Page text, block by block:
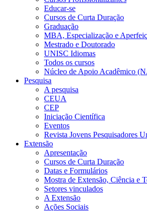
Educar-se
Cursos de Curta Duração
Graduação
MBA, Especialização e
Mestrado e Doutorado
UNISC Idiomas
Todos os cursos
Núcleo de Apoio Acadêmico
Pesquisa
A pesquisa
CEUA
CEP
Iniciação Científica
Eventos
Revista Jovens Pesquisadores
Extensão
Apresentação
Cursos de Curta Duração
Datas e Formulários
Mostra de Extensão, Ciência e
Setores vinculados
A Extensão
Ações Sociais